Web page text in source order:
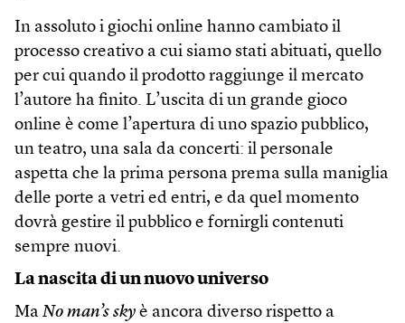
In assoluto i giochi online hanno cambiato il
processo creativo a cui siamo stati abituati, quello
per cui quando il prodotto raggiunge il mercato
l’autore ha finito. L’uscita di un grande gioco
online è come l’apertura di uno spazio pubblico,
un teatro, una sala da concerti: il personale
aspetta che la prima persona prema sulla maniglia
delle porte a vetri ed entri, e da quel momento
dovrà gestire il pubblico e fornirgli contenuti
sempre nuovi.
La nascita di un nuovo universo
Ma No man’s sky è ancora diverso rispetto a